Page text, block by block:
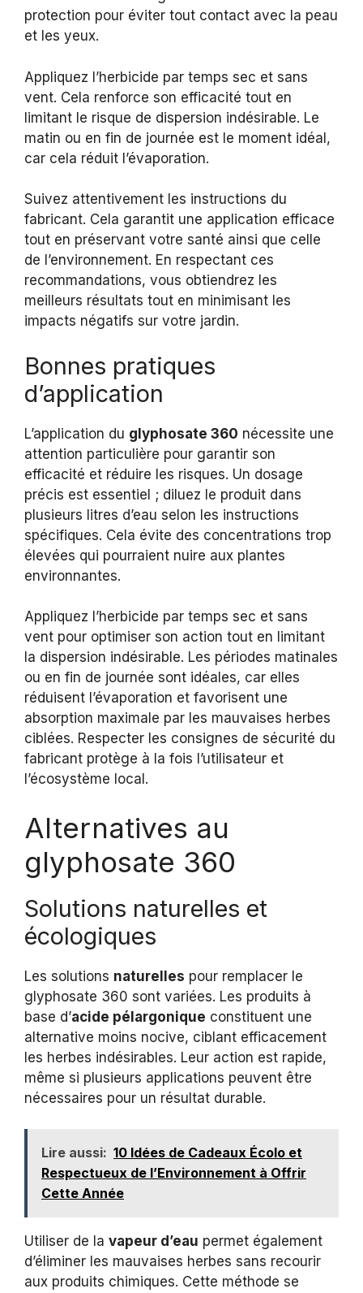
protection pour éviter tout contact avec la peau
et les yeux.
Appliquez l’herbicide par temps sec et sans
vent. Cela renforce son efficacité tout en
limitant le risque de dispersion indésirable. Le
matin ou en fin de journée est le moment idéal,
car cela réduit l’évaporation.
Suivez attentivement les instructions du
fabricant. Cela garantit une application efficace
tout en préservant votre santé ainsi que celle
de l’environnement. En respectant ces
recommandations, vous obtiendrez les
meilleurs résultats tout en minimisant les
impacts négatifs sur votre jardin.
Bonnes pratiques
d’application
L’application du glyphosate 360 nécessite une
attention particulière pour garantir son
efficacité et réduire les risques. Un dosage
précis est essentiel ; diluez le produit dans
plusieurs litres d’eau selon les instructions
spécifiques. Cela évite des concentrations trop
élevées qui pourraient nuire aux plantes
environnantes.
Appliquez l’herbicide par temps sec et sans
vent pour optimiser son action tout en limitant
la dispersion indésirable. Les périodes matinales
ou en fin de journée sont idéales, car elles
réduisent l’évaporation et favorisent une
absorption maximale par les mauvaises herbes
ciblées. Respecter les consignes de sécurité du
fabricant protège à la fois l’utilisateur et
l’écosystème local.
Alternatives au
glyphosate 360
Solutions naturelles et
écologiques
Les solutions naturelles pour remplacer le
glyphosate 360 sont variées. Les produits à
base d’acide pélargonique constituent une
alternative moins nocive, ciblant efficacement
les herbes indésirables. Leur action est rapide,
même si plusieurs applications peuvent être
nécessaires pour un résultat durable.
Lire aussi: 10 Idées de Cadeaux Écolo et
Respectueux de l’Environnement à Offrir
Cette Année
Utiliser de la vapeur d’eau permet également
d’éliminer les mauvaises herbes sans recourir
aux produits chimiques. Cette méthode se